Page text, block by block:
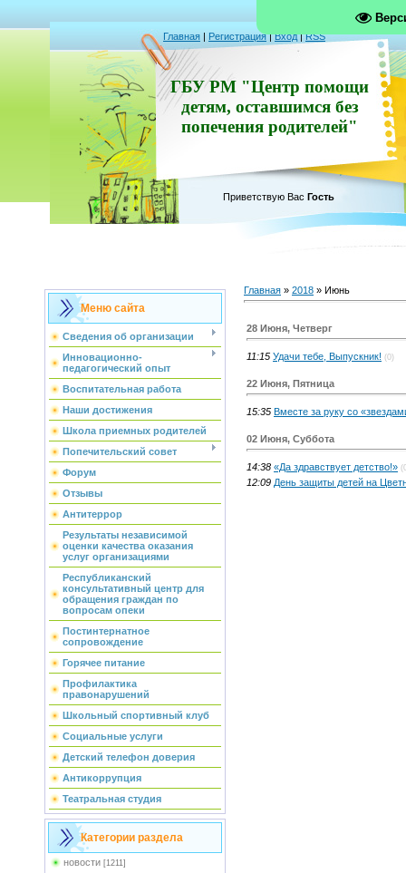
Главная | Регистрация|Вход|RSS
ГБУ РМ "Центр помощи
детям, оставшимся без
попечения родителей"
Приветствую Вас Гость
Меню сайта
Сведения об организации
Инновационно-
педагогический опыт
Воспитательная работа
Наши достижения
Школа приемных родителей
Попечительский совет
Форум
Отзывы
Антитеррор
Результаты независимой
оценки качества оказания
услуг организациями
Республиканский
консультативный центр для
обращения граждан по
вопросам опеки
Постинтернатное
сопровождение
Горячее питание
Профилактика
правонарушений
Школьный спортивный клуб
Социальные услуги
Детский телефон доверия
Антикоррупция
Театральная студия
Категории раздела
новости [1211]
Главная » 2018 » Июнь
28 Июня, Четверг
11:15 Удачи тебе, Выпускник! (0)
22 Июня, Пятница
15:35 Вместе за руку со
02 Июня, Суббота
14:38 «Да здравствует детство!»
12:09 День защиты детей на